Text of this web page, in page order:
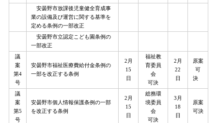
安曇野市放課後児童健全育成事
業の設備及び運営に関する基準を
定める条例の一部改正
安曇野市立認定こども園条例の
一部改正
議
案
第4
号
安曇野市福祉医療費給付金条例の
一部を改正する条例
2月
15
日
福祉教
育委員
会
可決
2月
22
日
原案
可
決
議
案
第5
号
安曇野市個人情報保護条例の一部
を改正する条例
2月
15
日
総務環
境委員
会
可決
3月
18
日
原案
可決